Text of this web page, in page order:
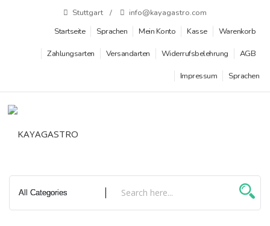
Stuttgart
info@kayagastro.com
Startseite
Sprachen Mein Konto Kasse Warenkorb
Zahlungsarten Versandarten Widerrufsbelehrung AGB
Impressum Sprachen